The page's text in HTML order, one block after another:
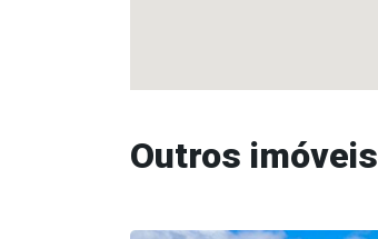
Outros imóveis